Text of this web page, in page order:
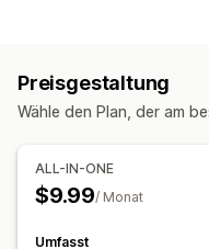
Preisgestaltung
Wähle den Plan, der am
ALL-IN-ONE
$9.99/ Monat
Umfasst